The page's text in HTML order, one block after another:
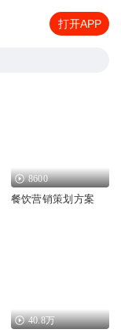
打开APP
8600
餐饮营销策划方案
40.8万